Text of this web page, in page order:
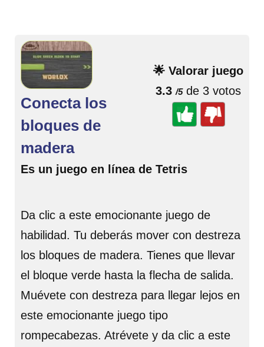
🌟 Valorar juego
3.3 /5de 3 votos
Conecta los
bloques de
madera
Es un juego en línea de Tetris
Da clic a este emocionante juego de
habilidad. Tu deberás mover con destreza
los bloques de madera. Tienes que llevar
el bloque verde hasta la flecha de salida.
Muévete con destreza para llegar lejos en
este emocionante juego tipo
rompecabezas. Atrévete y da clic a este